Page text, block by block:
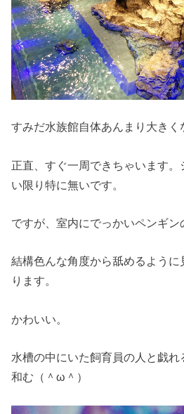
すみだ水族館自体あんまり大きく
正直、すぐ一周できちゃいます
い限り特に無いです。
ですが、室内にでっかいペンギン
結構色んな角度から舐めるよう
ります。
かわいい。
水槽の中にいた飼育員の人と戯れ
和む（＾ω＾）